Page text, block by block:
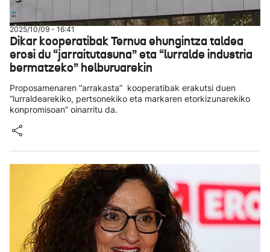
2025/10/09 - 16:41
Dikar kooperatibak Ternua ehungintza taldea
erosi du “jarraitutasuna” eta “lurralde industria
bermatzeko” helburuarekin
Proposamenaren “arrakasta” kooperatibak erakutsi duen
“lurraldearekiko, pertsonekiko eta markaren etorkizunarekiko
konpromisoan” oinarritu da.